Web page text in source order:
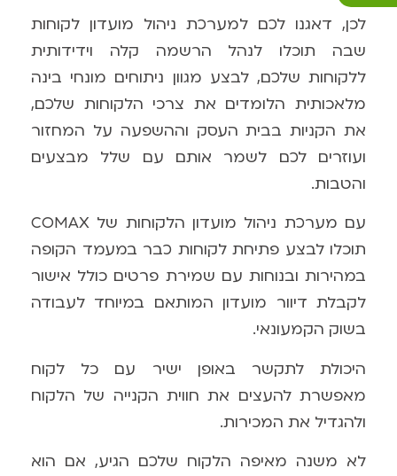
לכן, דאגנו לכם למערכת ניהול מועדון לקוחות
שבה תוכלו לנהל הרשמה קלה וידידותית
ללקוחות שלכם, לבצע מגוון ניתוחים מונחי בינה
מלאכותית הלומדים את צרכי הלקוחות שלכם,
את הקניות בבית העסק וההשפעה על המחזור
ועוזרים לכם לשמר אותם עם שלל מבצעים
והטבות.
עם מערכת ניהול מועדון הלקוחות של COMAX
תוכלו לבצע פתיחת לקוחות כבר במעמד הקופה
במהירות ובנוחות עם שמירת פרטים כולל אישור
לקבלת דיוור מועדון המותאם במיוחד לעבודה
בשוק הקמעונאי.
היכולת לתקשר באופן ישיר עם כל לקוח
מאפשרת להעצים את חווית הקנייה של הלקוח
ולהגדיל את המכירות.
לא משנה מאיפה הלקוח שלכם הגיע, אם הוא